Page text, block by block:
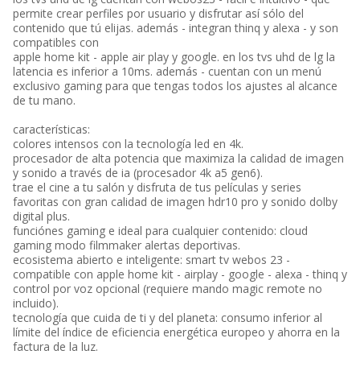
permite crear perfiles por usuario y disfrutar así sólo del
contenido que tú elijas. además - integran thinq y alexa - y son
compatibles con
apple home kit - apple air play y google. en los tvs uhd de lg la
latencia es inferior a 10ms. además - cuentan con un menú
exclusivo gaming para que tengas todos los ajustes al alcance
de tu mano.
características:
colores intensos con la tecnología led en 4k.
procesador de alta potencia que maximiza la calidad de imagen
y sonido a través de ia (procesador 4k a5 gen6).
trae el cine a tu salón y disfruta de tus películas y series
favoritas con gran calidad de imagen hdr10 pro y sonido dolby
digital plus.
funciónes gaming e ideal para cualquier contenido: cloud
gaming modo filmmaker alertas deportivas.
ecosistema abierto e inteligente: smart tv webos 23 -
compatible con apple home kit - airplay - google - alexa - thinq y
control por voz opcional (requiere mando magic remote no
incluido).
tecnología que cuida de ti y del planeta: consumo inferior al
límite del índice de eficiencia energética europeo y ahorra en la
factura de la luz.